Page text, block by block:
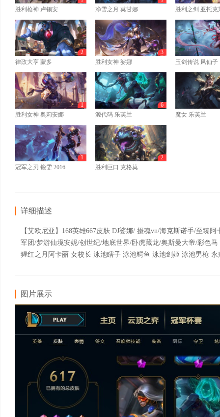
胜利枪神 卢锡安
净雪之月 莫甘娜
胜利之剑 亚托克
律政大亨 蒙多
2
胜利女神 娑娜
3
玉剑传说 风仙子
胜利女神 奥莉安娜
1
源代码 乐芙兰
6
魔女 乐芙兰
冠军之刃 锐雯 2016
1
胜利巨口 克格莫
2
详细描述
【艾欧尼亚】168英雄667皮肤 DJ娑娜/ 摄魂vn/海克斯诺手/至臻
军团/梦游仙境安妮/创世纪/地底世界/卧虎藏龙/奥斯曼大帝/彩色
猩红之月阿卡丽 女校长 泳池瞎子 泳池鳄鱼 泳池剑姬 泳池男枪
图片展示